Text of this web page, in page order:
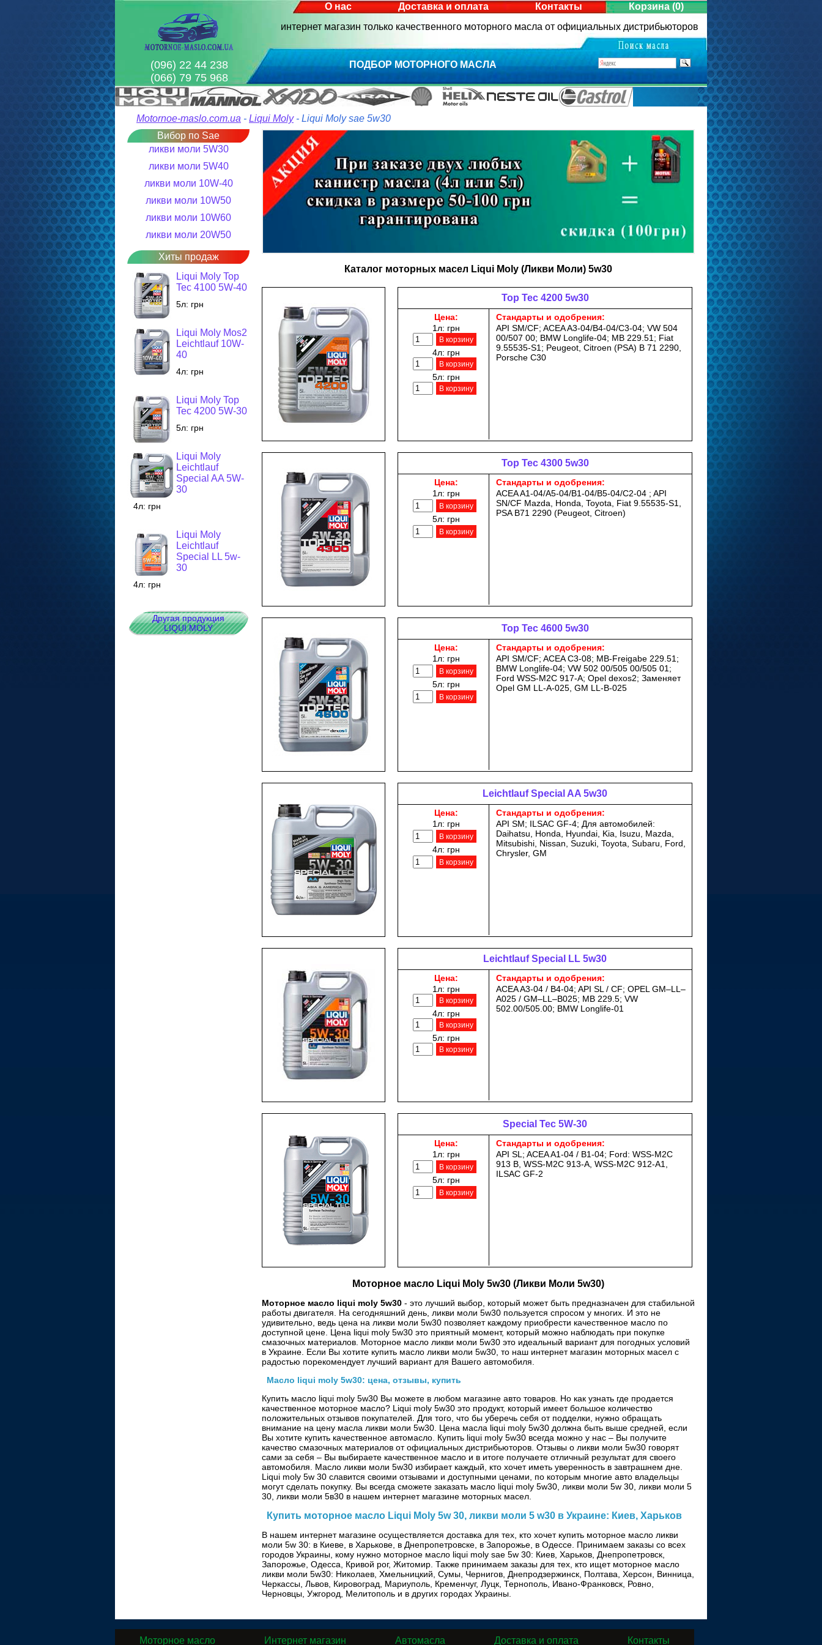
Корзина(0)
Контакты
Доставка и оплата
О нас
интернет магазин только качественного моторного масла от официальных дистрибьюторов
(096) 22 44 238
(066) 79 75 968
ПОДБОР МОТОРНОГО МАСЛА
Motornoe-maslo.com.ua - Liqui Moly- Liqui Moly sae 5w30
Вибор по Sae
ликви моли 5W30
ликви моли 5W40
ликви моли 10W-40
ликви моли 10W50
ликви моли 10W60
ликви моли 20W50
Хиты продаж
Liqui Moly Top
Tec 4100 5W-40
5л: грн
Liqui Moly Mos2
Leichtlauf 10W-
40
4л: грн
Liqui Moly Top
Tec 4200 5W-30
5л: грн
Liqui Moly
Leichtlauf
Special AA 5W-
30
4л: грн
Liqui Moly
Leichtlauf
Special LL 5w-
30
4л: грн
Другая продукция
LIQUI MOLY
Каталог моторных масел Liqui Moly (Ликви Моли) 5w30
Top Tec 4200 5w30
Цена:
1л: грн
В корзину
4л: грн
В корзину
5л: грн
В корзину
Стандарты и одобрения:
API SM/CF; ACEA A3-04/B4-04/C3-04; VW 504
00/507 00; BMW Longlife-04; MB 229.51; Fiat
9.55535-S1; Peugeot, Citroen (PSA) B 71 2290,
Porsche C30
Top Tec 4300 5w30
Цена:
1л: грн
В корзину
5л: грн
В корзину
Стандарты и одобрения:
ACEA A1-04/A5-04/B1-04/B5-04/C2-04 ; API
SN/CF Mazda, Honda, Toyota, Fiat 9.55535-S1,
PSA B71 2290 (Peugeot, Citroen)
Top Tec 4600 5w30
Цена:
1л: грн
В корзину
5л: грн
В корзину
Стандарты и одобрения:
API SM/CF; ACEA C3-08; MB-Freigabe 229.51;
BMW Longlife-04; VW 502 00/505 00/505 01;
Ford WSS-M2C 917-A; Opel dexos2; Заменяет
Opel GM LL-A-025, GM LL-B-025
Leichtlauf Special AA 5w30
Цена:
1л: грн
В корзину
4л: грн
В корзину
Стандарты и одобрения:
API SM; ILSAC GF-4; Для автомобилей:
Daihatsu, Honda, Hyundai, Kia, Isuzu, Mazda,
Mitsubishi, Nissan, Suzuki, Toyota, Subaru, Ford,
Chrysler, GM
Leichtlauf Special LL 5w30
Цена:
1л: грн
В корзину
4л: грн
В корзину
5л: грн
В корзину
Стандарты и одобрения:
ACEA A3-04 / B4-04; API SL / CF; OPEL GM–LL–
A025 / GM–LL–B025; MB 229.5; VW
502.00/505.00; BMW Longlife-01
Special Tec 5W-30
Цена:
1л: грн
В корзину
5л: грн
В корзину
Стандарты и одобрения:
API SL; ACEA A1-04 / B1-04; Ford: WSS-M2C
913 B, WSS-M2C 913-A, WSS-M2C 912-A1,
ILSAC GF-2
Моторное масло Liqui Moly 5w30 (Ликви Моли 5w30)
Моторное масло liqui moly 5w30 - это лучший выбор, который может быть предназначен для стабильной
работы двигателя. На сегодняшний день, ликви моли 5w30 пользуется спросом у многих. И это не
удивительно, ведь цена на ликви моли 5w30 позволяет каждому приобрести качественное масло по
доступной цене. Цена liqui moly 5w30 это приятный момент, который можно наблюдать при покупке
смазочных материалов. Моторное масло ликви моли 5w30 это идеальный вариант для погодных условий
в Украине. Если Вы хотите купить масло ликви моли 5w30, то наш интернет магазин моторных масел с
радостью порекомендует лучший вариант для Вашего автомобиля.
Масло liqui moly 5w30: цена, отзывы, купить
Купить масло liqui moly 5w30 Вы можете в любом магазине авто товаров. Но как узнать где продается
качественное моторное масло? Liqui moly 5w30 это продукт, который имеет большое количество
положительных отзывов покупателей. Для того, что бы уберечь себя от подделки, нужно обращать
внимание на цену масла ликви моли 5w30. Цена масла liqui moly 5w30 должна быть выше средней, если
Вы хотите купить качественное автомасло. Купить liqui moly 5w30 всегда можно у нас – Вы получите
качество смазочных материалов от официальных дистрибьюторов. Отзывы о ликви моли 5w30 говорят
сами за себя – Вы выбираете качественное масло и в итоге получаете отличный результат для своего
автомобиля. Масло ликви моли 5w30 избирает каждый, кто хочет иметь уверенность в завтрашнем дне.
Liqui moly 5w 30 славится своими отзывами и доступными ценами, по которым многие авто владельцы
могут сделать покупку. Вы всегда сможете заказать масло liqui moly 5w30, ликви моли 5w 30, ликви моли 5
30, ликви моли 5в30 в нашем интернет магазине моторных масел.
Купить моторное масло Liqui Moly 5w 30, ликви моли 5 w30 в Украине: Киев, Харьков
В нашем интернет магазине осуществляется доставка для тех, кто хочет купить моторное масло ликви
моли 5w 30: в Киеве, в Харькове, в Днепропетровске, в Запорожье, в Одессе. Принимаем заказы со всех
городов Украины, кому нужно моторное масло liqui moly sae 5w 30: Киев, Харьков, Днепропетровск,
Запорожье, Одесса, Кривой рог, Житомир. Также принимаем заказы для тех, кто ищет моторное масло
ликви моли 5w30: Николаев, Хмельницкий, Сумы, Чернигов, Днепродзержинск, Полтава, Херсон, Винница,
Черкассы, Львов, Кировоград, Мариуполь, Кременчуг, Луцк, Тернополь, Ивано-Франковск, Ровно,
Черновцы, Ужгород, Мелитополь и в других городах Украины.
Моторное масло Интернет магазин Автомасла Доставка и оплата Контакты